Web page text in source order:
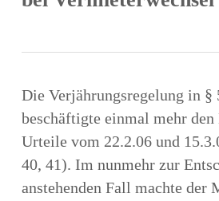
Die Verjährungsregelung in §
beschäftigte einmal mehr
Urteile vom 22.2.06 und
40, 41). Im nunmehr zur
anstehenden Fall machte der